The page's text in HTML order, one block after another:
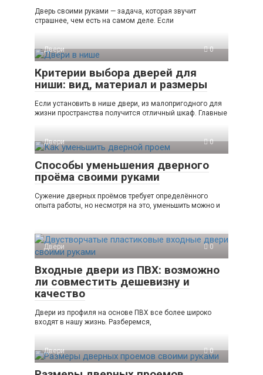
Дверь своими руками — задача, которая звучит
страшнее, чем есть на самом деле. Если
Двери 0
Критерии выбора дверей для
ниши: вид, материал и размеры
Если установить в нише двери, из малопригодного для
жизни пространства получится отличный шкаф. Главные
Двери 0
Способы уменьшения дверного
проёма своими руками
Сужение дверных проёмов требует определённого
опыта работы, но несмотря на это, уменьшить можно и
Двери 0
Входные двери из ПВХ: возможно
ли совместить дешевизну и
качество
Двери из профиля на основе ПВХ все более широко
входят в нашу жизнь. Разберемся,
Двери 0